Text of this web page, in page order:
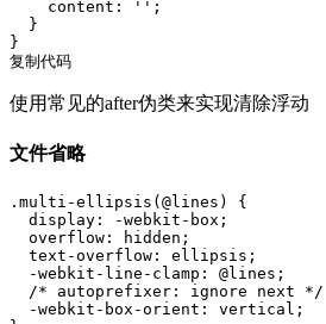
    content: '';
  }
}
复制代码
使用常见的after伪类来实现清除浮动
文件省略
.multi-ellipsis(@lines) {
  display: -webkit-box;
  overflow: hidden;
  text-overflow: ellipsis;
  -webkit-line-clamp: @lines;
  /* autoprefixer: ignore next */
  -webkit-box-orient: vertical;